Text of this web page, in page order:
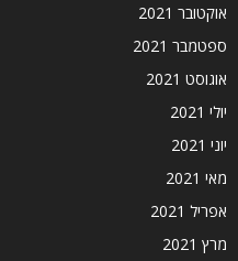
אוקטובר 2021
ספטמבר 2021
אוגוסט 2021
יולי 2021
יוני 2021
מאי 2021
אפריל 2021
מרץ 2021